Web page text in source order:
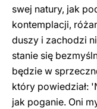
swej natury, jak
kontemplacji,
duszy i zachodzi
stanie się
będzie w
który powiedział:
jak poganie. Oni